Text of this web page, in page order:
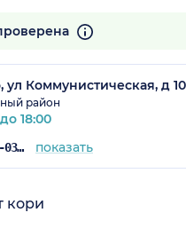
ул Коммунистическая, д
район
18:00
+7 (384) 249-03-49 показать
кори